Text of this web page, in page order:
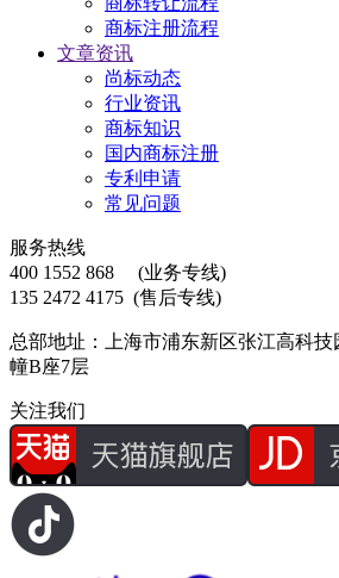
商标注册流程
文章资讯
尚标动态
行业资讯
商标知识
国内商标注册
专利申请
常见问题
服务热线
400 1552 868
(业务专线)
135 2472 4175 (售后专线)
总部地址：上海市浦东新区张江高科技
幢B座7层
关注我们